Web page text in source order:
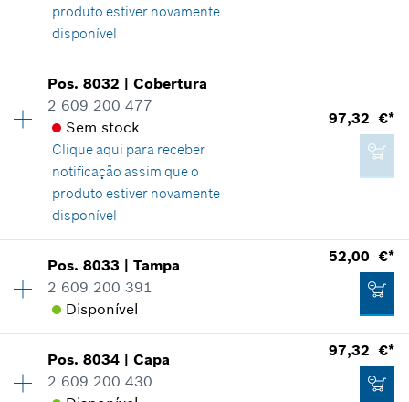
4,12 €*
Adicionar ao carrinho das compras
47,11 €*
*Recomendação de preço não vinculativa do
fabricante incluindo IVA
Adicionar ao carrinho das compras
produto estiver novamente
disponível
Disponibilidade 1
Grupo de preço
Informações de peças sobressalentes
Comprovante de aplicação
Indicar na apresentação
121,75 €*
Adicionar ao carrinho das compras
Pos.8032 |Cobertura
2 609 200 477
Sem stock
Clique aqui para receber
notificação assim que o
produto estiver novamente
disponível
97,32 €*
Disponibilidade 1
Grupo de preço
Informações de peças sobressalentes
Comprovante de aplicação
Indicar na apresentação
Pos.8033 |Tampa
2 609 200 391
Disponível
52,00 €*
Disponibilidade 1
Grupo de preço
Pos.8034 |Capa
2 609 200 430
97,32 €*